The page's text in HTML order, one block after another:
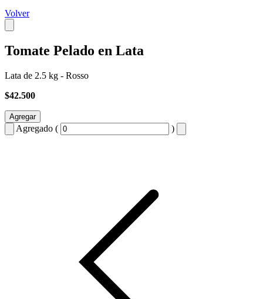
Volver
Tomate Pelado en Lata
Lata de 2.5 kg - Rosso
$42.500
Agregar
Agregado ( )